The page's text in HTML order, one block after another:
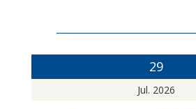
29
Jul. 2026